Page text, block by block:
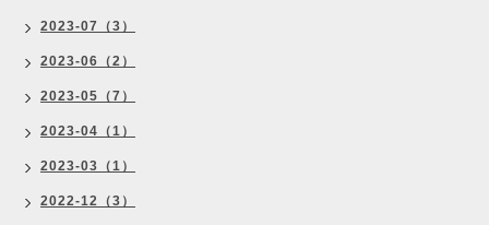
2023-07（3）
2023-06（2）
2023-05（7）
2023-04（1）
2023-03（1）
2022-12（3）